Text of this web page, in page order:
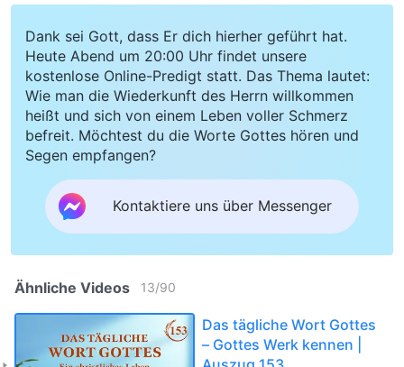
Dank sei Gott, dass Er dich hierher geführt hat.
Heute Abend um 20:00 Uhr findet unsere
kostenlose Online-Predigt statt. Das Thema lautet:
Wie man die Wiederkunft des Herrn willkommen
heißt und sich von einem Leben voller Schmerz
befreit. Möchtest du die Worte Gottes hören und
Segen empfangen?
Kontaktiere uns über Messenger
Ähnliche Videos 13/90
Das tägliche Wort Gottes
– Gottes Werk kennen |